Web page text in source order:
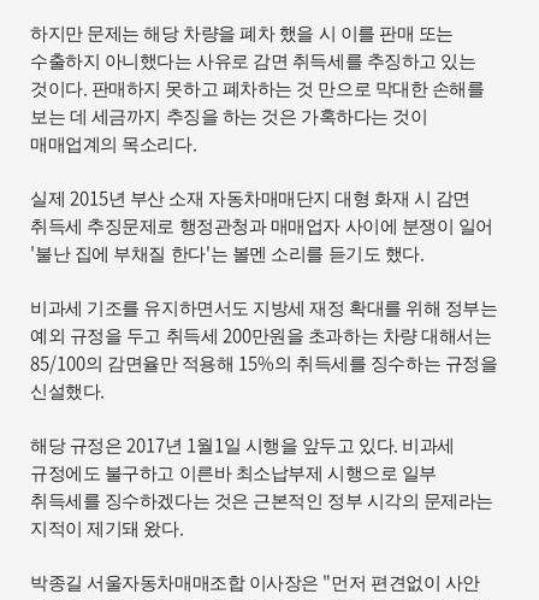
하지만 문제는 해당 차량을 폐차 했을 시 이를 판매 또는
수출하지 아니했다는 사유로 감면 취득세를 추징하고 있는
것이다. 판매하지 못하고 폐차하는 것 만으로 막대한 손해를
보는 데 세금까지 추징을 하는 것은 가혹하다는 것이
매매업계의 목소리다.
실제 2015년 부산 소재 자동차매매단지 대형 화재 시 감면
취득세 추징문제로 행정관청과 매매업자 사이에 분쟁이 일어
'불난 집에 부채질 한다'는 볼멘 소리를 듣기도 했다.
비과세 기조를 유지하면서도 지방세 재정 확대를 위해 정부는
예외 규정을 두고 취득세 200만원을 초과하는 차량 대해서는
85/100의 감면율만 적용해 15%의 취득세를 징수하는 규정을
신설했다.
해당 규정은 2017년 1월1일 시행을 앞두고 있다. 비과세
규정에도 불구하고 이른바 최소납부제 시행으로 일부
취득세를 징수하겠다는 것은 근본적인 정부 시각의 문제라는
지적이 제기돼 왔다.
박종길 서울자동차매매조합 이사장은 "먼저 편견없이 사안